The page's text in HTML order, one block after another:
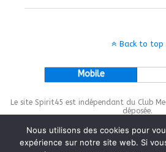
Back to top
Mobile
Le site Spirit45 est indépendant du Club
déposée.
Nous utilisons des cookies pour
expérience sur notre site web. Si